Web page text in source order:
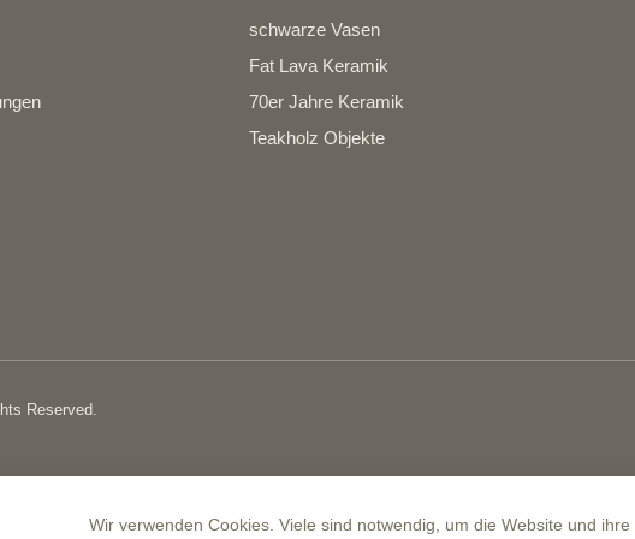
schwarze Vasen
Fat Lava Keramik
70er Jahre Keramik
Teakholz Objekte
Reserved.
Wir verwenden Cookies. Viele sind notwendig, um die Website und ihre